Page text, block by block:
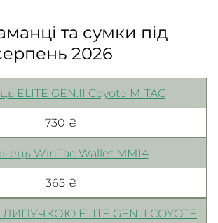
та сумки під
2026
ELITE GEN.II Coyote M-TAC
730 ₴
WinTac Wallet ММ14
365 ₴
ELITE GEN.II COYOTE